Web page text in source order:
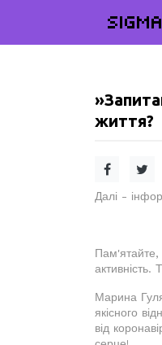
SIGMA
життя?
Далі -
Пам'ятайте,
активність.
Марина
якісного
від